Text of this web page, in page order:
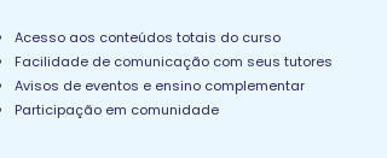
Acesso aos conteúdos totais do curso
Facilidade de comunicação com seus tutores
Avisos de eventos e ensino complementar
Participação em comunidade